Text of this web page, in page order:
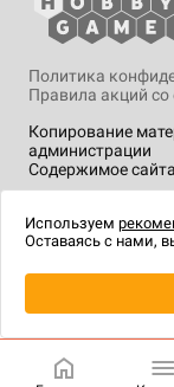
Копирование
администрации
Содержимое
Политика
Правила акций со
технологии.
Используем
Оставаясь с нами,